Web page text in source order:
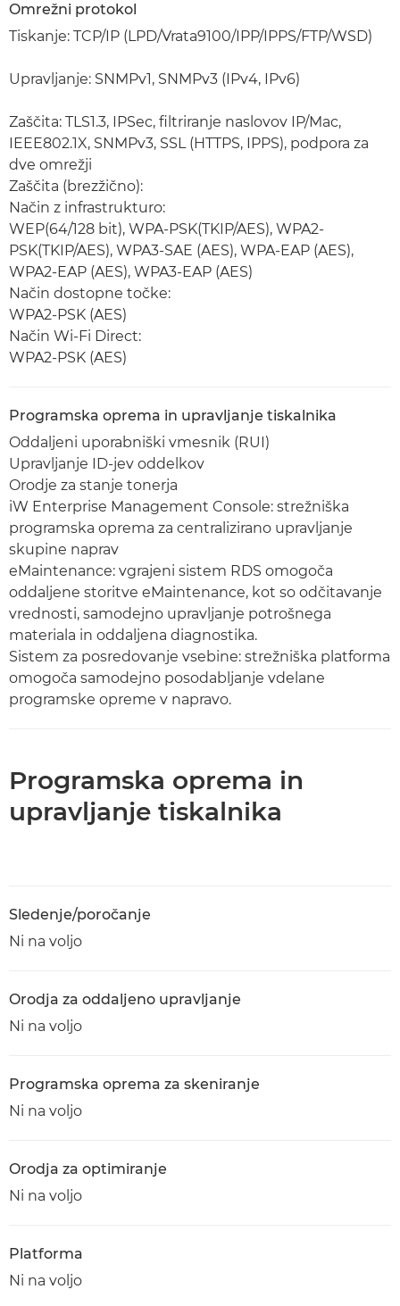
Omrežni protokol
Tiskanje: TCP/IP (LPD/Vrata9100/IPP/IPPS/FTP/WSD)
Upravljanje: SNMPv1, SNMPv3 (IPv4, IPv6)
Zaščita: TLS1.3, IPSec, filtriranje naslovov IP/Mac,
IEEE802.1X, SNMPv3, SSL (HTTPS, IPPS), podpora za
dve omrežji
Zaščita (brezžično):
Način z infrastrukturo:
WEP(64/128 bit), WPA-PSK(TKIP/AES), WPA2-
PSK(TKIP/AES), WPA3-SAE (AES), WPA-EAP (AES),
WPA2-EAP (AES), WPA3-EAP (AES)
Način dostopne točke:
WPA2-PSK (AES)
Način Wi-Fi Direct:
WPA2-PSK (AES)
Programska oprema in upravljanje tiskalnika
Oddaljeni uporabniški vmesnik (RUI)
Upravljanje ID-jev oddelkov
Orodje za stanje tonerja
iW Enterprise Management Console: strežniška
programska oprema za centralizirano upravljanje
skupine naprav
eMaintenance: vgrajeni sistem RDS omogoča
oddaljene storitve eMaintenance, kot so odčitavanje
vrednosti, samodejno upravljanje potrošnega
materiala in oddaljena diagnostika.
Sistem za posredovanje vsebine: strežniška platforma
omogoča samodejno posodabljanje vdelane
programske opreme v napravo.
Programska oprema in
upravljanje tiskalnika
Sledenje/poročanje
Ni na voljo
Orodja za oddaljeno upravljanje
Ni na voljo
Programska oprema za skeniranje
Ni na voljo
Orodja za optimiranje
Ni na voljo
Platforma
Ni na voljo